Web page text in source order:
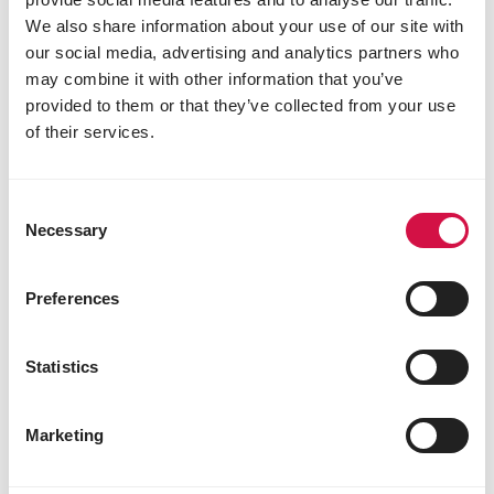
We also share information about your use of our site with
our social media, advertising and analytics partners who
may combine it with other information that you’ve
provided to them or that they’ve collected from your use
of their services.
Selection
Necessary
Preferences
Statistics
Marketing